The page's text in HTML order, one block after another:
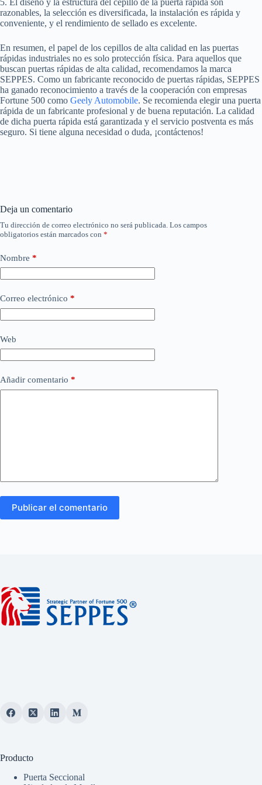
5. El diseño y la estructura del cepillo de la puerta rápida son
razonables, la selección es diversificada, la instalación es rápida y
conveniente, y el rendimiento de sellado es excelente.
En resumen, el papel de los cepillos de alta calidad en las puertas
rápidas industriales no es solo protección física. Para aquellos que
buscan puertas rápidas de alta calidad, recomendamos la marca
SEPPES. Como un fabricante reconocido de puertas rápidas, SEPPES
ha ganado reconocimiento a través de la cooperación con empresas
Fortune 500 como Geely Automobile. Se recomienda elegir una puerta
rápida de un fabricante profesional y de buena reputación. La calidad
de dicha puerta rápida está garantizada y el servicio postventa es más
seguro. Si tiene alguna necesidad o duda, ¡contáctenos!
Deja un comentario
Tu dirección de correo electrónico no será publicada. Los campos
obligatorios están marcados con *
Nombre *
Correo electrónico *
Web
Añadir comentario *
Publicar el comentario
Producto
Puerta Seccional